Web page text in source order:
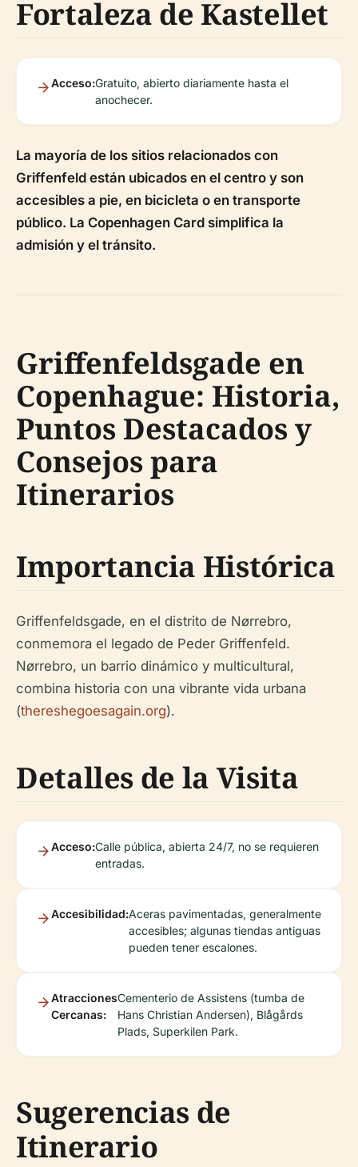
Fortaleza de Kastellet
Acceso:Gratuito, abierto diariamente hasta el
anochecer.
La mayoría de los sitios relacionados con
Griffenfeld están ubicados en el centro y son
accesibles a pie, en bicicleta o en transporte
público. La Copenhagen Card simplifica la
admisión y el tránsito.
Griffenfeldsgade en
Copenhague: Historia,
Puntos Destacados y
Consejos para
Itinerarios
Importancia Histórica
Griffenfeldsgade, en el distrito de Nørrebro,
conmemora el legado de Peder Griffenfeld.
Nørrebro, un barrio dinámico y multicultural,
combina historia con una vibrante vida urbana
(thereshegoesagain.org).
Detalles de la Visita
Acceso:Calle pública, abierta 24/7, no se requieren
entradas.
Accesibilidad:Aceras pavimentadas, generalmente
accesibles; algunas tiendas antiguas
pueden tener escalones.
Atracciones
Cercanas:
Cementerio de Assistens (tumba de
Hans Christian Andersen), Blågårds
Plads, Superkilen Park.
Sugerencias de
Itinerario